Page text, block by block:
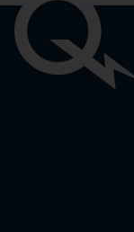
importants